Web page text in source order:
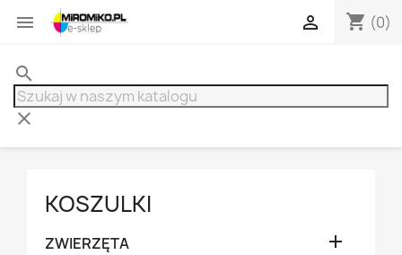
 shopping_cart (0)

search
clear
KOSZULKI
ZWIERZĘTA 